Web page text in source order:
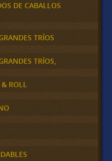
DE CABALLOS
TRÍOS
TRÍOS,
ROLL